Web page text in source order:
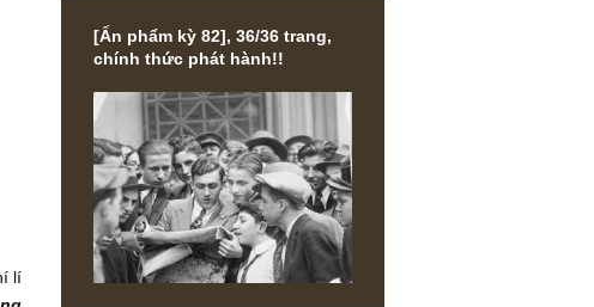
tư, hay
lầm như
Mà ta
[Ấn phẩm kỳ 82], 36/36 trang,
chính thức phát hành!!